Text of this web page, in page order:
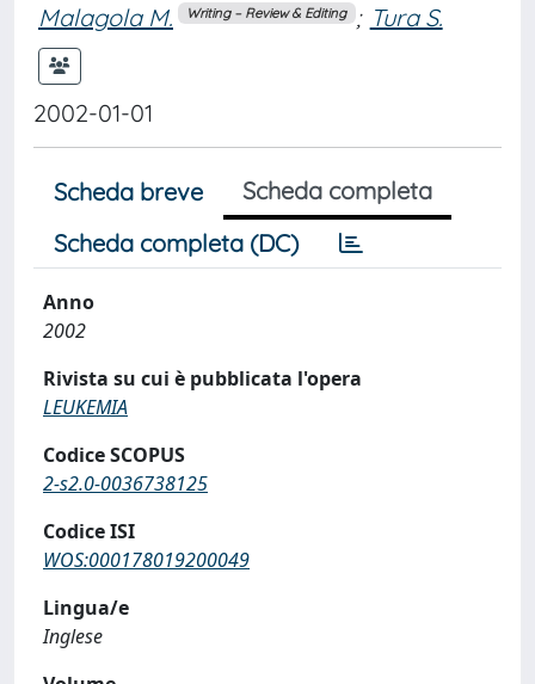
Malagola M. Writing – Review & Editing ; Tura S.
2002-01-01
Scheda breve
Scheda completa
Scheda completa (DC)
Anno
2002
Rivista su cui è pubblicata l'opera
LEUKEMIA
Codice SCOPUS
2-s2.0-0036738125
Codice ISI
WOS:000178019200049
Lingua/e
Inglese